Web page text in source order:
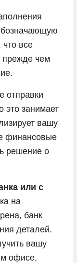
что все
прежде чем
отправки
занимает
вашу
финансовые
решение о
или с
на
банк
деталей.
вашу
офисе,